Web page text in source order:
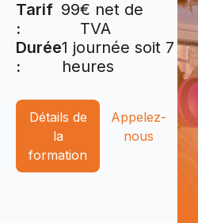
Tarif
:
99€ net de
TVA
Durée
:
1 journée soit 7
heures
Détails de
la
formation
Appelez-
nous